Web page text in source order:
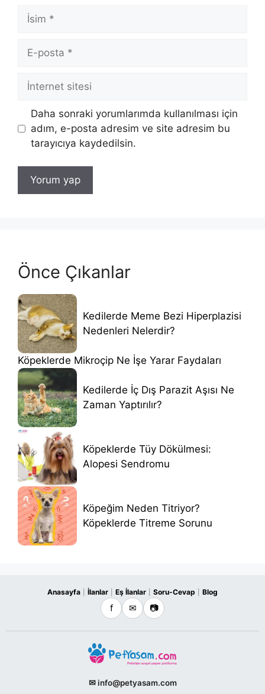
İsim
posta
İnternet
Daha sonraki yorumlarımda kullanılması için
adım, e-posta adresim ve site adresim bu
tarayıcıya kaydedilsin.
Önce Çıkanlar
Kedilerde Meme Bezi Hiperplazisi
Nedenleri Nelerdir?
Köpeklerde Mikroçip Ne İşe Yarar Faydaları
Kedilerde İç Dış Parazit Aşısı Ne
Zaman Yaptırılır?
Köpeklerde Tüy Dökülmesi:
Alopesi Sendromu
Köpeğim Neden Titriyor?
Köpeklerde Titreme Sorunu
Anasayfa İlanlar Eş İlanlar Soru-Cevap Blog
f ✉ 📷
✉ info@petyasam.com